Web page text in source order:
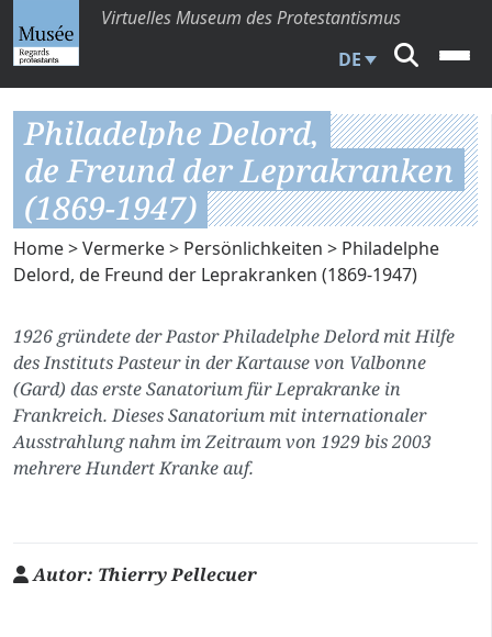
Virtuelles Museum des Protestantismus
DE
Philadelphe Delord,
de Freund der Leprakranken
(1869-1947)
Home>Vermerke> Persönlichkeiten > Philadelphe
Delord, de Freund der Leprakranken (1869-1947)
1926 gründete der Pastor Philadelphe Delord mit Hilfe
des Instituts Pasteur in der Kartause von Valbonne
(Gard) das erste Sanatorium für Leprakranke in
Frankreich. Dieses Sanatorium mit internationaler
Ausstrahlung nahm im Zeitraum von 1929 bis 2003
mehrere Hundert Kranke auf.
Autor: Thierry Pellecuer